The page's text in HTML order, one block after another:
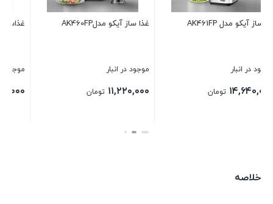
غذاساز آیکو مدل AK465FP
۲۶,۵۶۰,۰۰۰
غذاساز آیکو مدل AK462FP
۲۸,۰۰۰,۰۰۰
خلاصه